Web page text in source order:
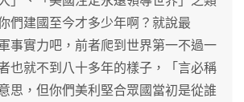
們建國至今才多少年啊？就說最
事實力吧，前者爬到世界第一不過一
也就不到八十多年的樣子，「言必稱
思，但你們美利堅合眾國當初是從誰